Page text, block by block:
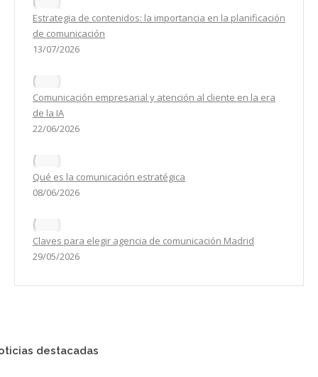
Estrategia de contenidos: la importancia en la planificación
de comunicación
13/07/2026
Comunicación empresarial y atención al cliente en la era
de la IA
22/06/2026
Qué es la comunicación estratégica
08/06/2026
Claves para elegir agencia de comunicación Madrid
29/05/2026
destacadas